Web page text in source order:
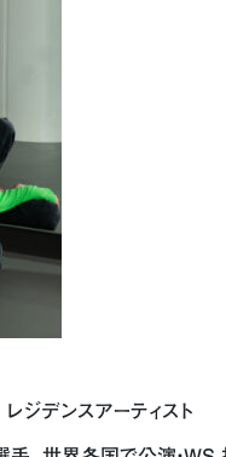
ジデンスアーティスト